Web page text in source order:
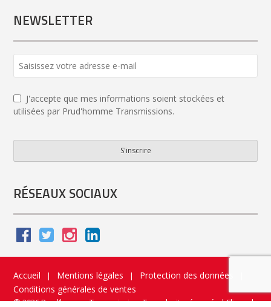
NEWSLETTER
J'accepte que mes informations soient stockées et
utilisées par Prud'homme Transmissions.
S'inscrire
Website *
RÉSEAUX SOCIAUX
Accueil | Mentions légales | Protection des données
Conditions générales de ventes
© 2026 Prud’homme Transmission. Tous droits réservés|Flippad